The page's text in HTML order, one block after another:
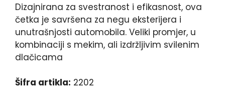
Dizajnirana za svestranost i efikasnost, ova
četka je savršena za negu eksterijera i
unutrašnjosti automobila. Veliki promjer, u
kombinaciji s mekim, ali izdržljivim svilenim
dlačicama
Šifra artikla: 2202